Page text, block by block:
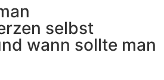
selbst
wann sollte man